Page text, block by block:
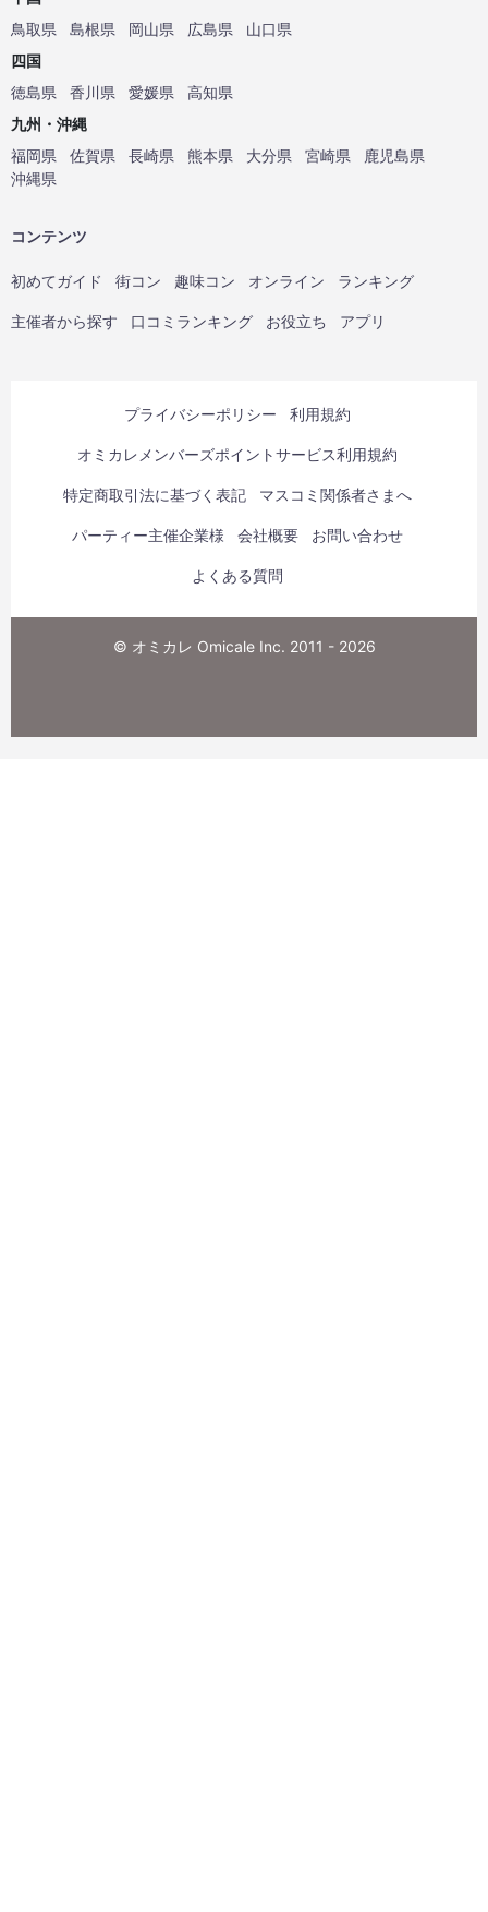
鳥取県
島根県 岡山県 広島県
山口県
四国
徳島県
香川県 愛媛県
高知県
九州・沖縄
福岡県
佐賀県 長崎県 熊本県 大分県 宮崎県
鹿児島県
沖縄県
コンテンツ
初めてガイド 街コン 趣味コン オンライン ランキング
主催者から探す 口コミランキング お役立ち アプリ
プライバシーポリシー 利用規約
オミカレメンバーズポイントサービス利用規約
特定商取引法に基づく表記 マスコミ関係者さまへ
パーティー主催企業様 会社概要 お問い合わせ
よくある質問
© オミカレ Omicale Inc. 2011 - 2026